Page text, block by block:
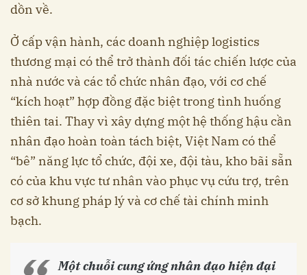
dồn về.
Ở cấp vận hành, các doanh nghiệp logistics
thương mại có thể trở thành đối tác chiến lược của
nhà nước và các tổ chức nhân đạo, với cơ chế
“kích hoạt” hợp đồng đặc biệt trong tình huống
thiên tai. Thay vì xây dựng một hệ thống hậu cần
nhân đạo hoàn toàn tách biệt, Việt Nam có thể
“bê” năng lực tổ chức, đội xe, đội tàu, kho bãi sẵn
có của khu vực tư nhân vào phục vụ cứu trợ, trên
cơ sở khung pháp lý và cơ chế tài chính minh
bạch.
Một chuỗi cung ứng nhân đạo hiện đại